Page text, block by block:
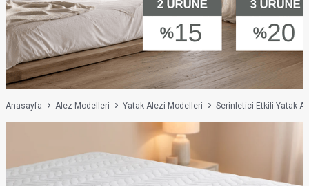
Anasayfa Alez Modelleri Yatak Alezi Modelleri Serinletici Etkili Yatak